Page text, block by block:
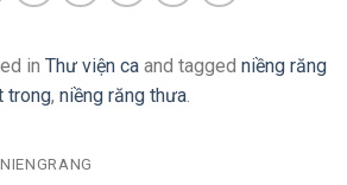
in Thư viện caand tagged niềng răng
trong, niềng răng thưa.